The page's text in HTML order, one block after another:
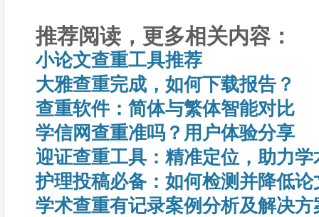
推荐阅读，更多相关内容：
小论文查重工具推荐
大雅查重完成，如何下载报告？
查重软件：简体与繁体智能对比
学信网查重准吗？用户体验分享
迎证查重工具：精准定位，助力学
护理投稿必备：如何检测并降低论
学术查重有记录案例分析及解决方